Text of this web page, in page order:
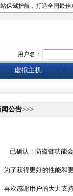
保驾护航，打造全国最佳
用户名：
虚拟主机
闻公告>>>
已确认：防盗链功能
为了获得更好的性能和
再次感谢用户的大力支